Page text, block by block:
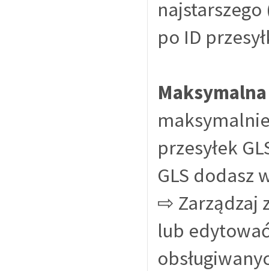
po ID
przesyłek
GLS dodasz
⇨ Zarządzaj
lub